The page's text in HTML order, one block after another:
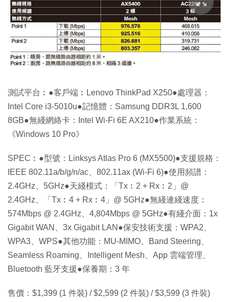
測試平台︰●客戶端︰Lenovo ThinkPad X250●處理器：
Intel Core i3-5010u●記憶體：Samsung DDR3L 1,600
8GB●無綫網絡卡：Intel Wi-Fi 6E AX210●作業系統：
《Windows 10 Pro》
SPEC︰●型號：Linksys Atlas Pro 6 (MX5500)●支援規格：
IEEE 802.11a/b/g/n/ac、802.11ax (Wi-Fi 6)●使用頻譜：
2.4GHz、5GHz●天綫模式：「Tx︰2 + Rx︰2」@
2.4GHz、「Tx︰4 + Rx︰4」@ 5GHz●無綫連綫速度：
574Mbps @ 2.4GHz、4,804Mbps @ 5GHz●有綫介面：1x
Gigabit WAN、3x Gigabit LAN●保安技術支援：WPA2、
WPA3、WPS●其他功能：MU-MIMO、Band Steering、
Seamless Roaming、Intelligent Mesh、App 雲端管理、
Bluetooth 藍牙支援●保養期：3 年
售價：$1,399 (1 件裝) / $2,599 (2 件裝) / $3,599 (3 件裝)